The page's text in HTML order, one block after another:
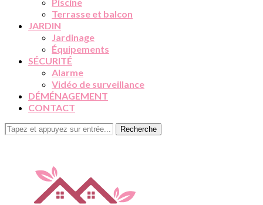
Terrasse et balcon
JARDIN
Jardinage
Équipements
SÉCURITÉ
Alarme
Vidéo de surveillance
DÉMÉNAGEMENT
CONTACT
Recherche